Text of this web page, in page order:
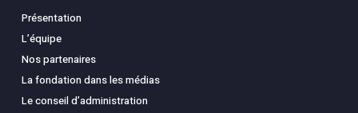
Présentation
L’équipe
Nos partenaires
La fondation dans les médias
Le conseil d’administration